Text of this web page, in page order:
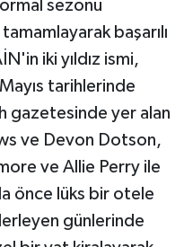
sezonu
başarılı
iki yıldız ismi,
tarihlerinde
gazetesinde yer alan
ve Devon Dotson,
ve Allie Perry ile
önce lüks bir otele
günlerinde